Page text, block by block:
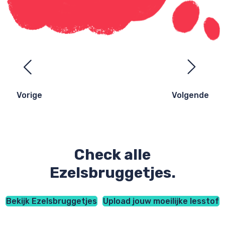
Ezelsbruggetjes
navigatie
Vorige Volgende
Check alle
Ezelsbruggetjes.
Bekijk Ezelsbruggetjes Upload jouw moeilijke lesstof